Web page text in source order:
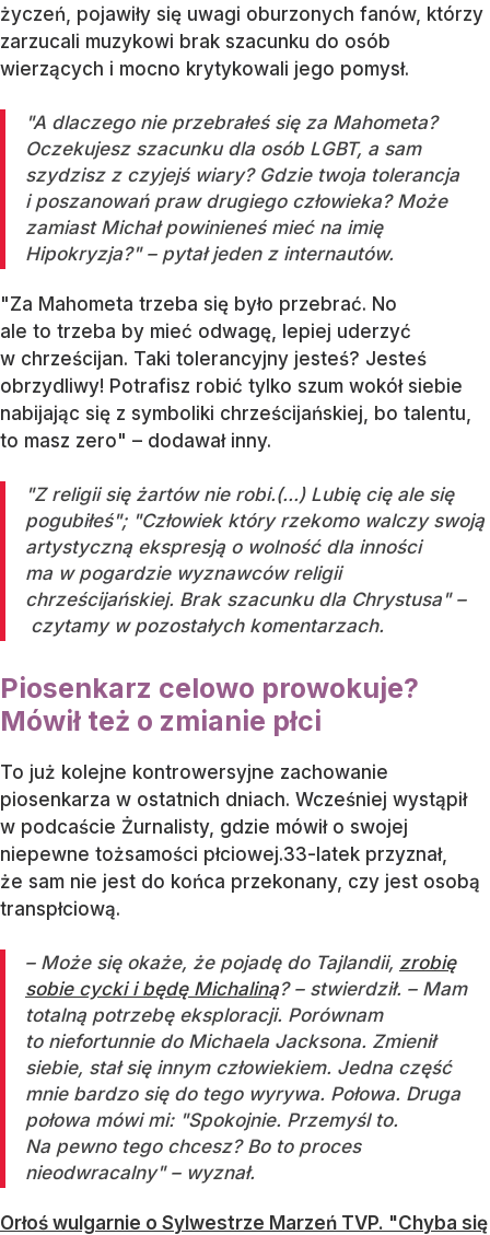
życzeń, pojawiły się uwagi oburzonych fanów, którzy
zarzucali muzykowi brak szacunku do osób
wierzących i mocno krytykowali jego pomysł.
"A dlaczego nie przebrałeś się za Mahometa?
Oczekujesz szacunku dla osób LGBT, a sam
szydzisz z czyjejś wiary? Gdzie twoja tolerancja
i poszanowań praw drugiego człowieka? Może
zamiast Michał powinieneś mieć na imię
Hipokryzja?" – pytał jeden z internautów.
"Za Mahometa trzeba się było przebrać. No
ale to trzeba by mieć odwagę, lepiej uderzyć
w chrześcijan. Taki tolerancyjny jesteś? Jesteś
obrzydliwy! Potrafisz robić tylko szum wokół siebie
nabijając się z symboliki chrześcijańskiej, bo talentu,
to masz zero" – dodawał inny.
"Z religii się żartów nie robi.(...) Lubię cię ale się
pogubiłeś"; "Człowiek który rzekomo walczy swoją
artystyczną ekspresją o wolność dla inności
ma w pogardzie wyznawców religii
chrześcijańskiej. Brak szacunku dla Chrystusa" –
czytamy w pozostałych komentarzach.
Piosenkarz celowo prowokuje?
Mówił też o zmianie płci
To już kolejne kontrowersyjne zachowanie
piosenkarza w ostatnich dniach. Wcześniej wystąpił
w podcaście Żurnalisty, gdzie mówił o swojej
niepewne tożsamości płciowej.33-latek przyznał,
że sam nie jest do końca przekonany, czy jest osobą
transpłciową.
– Może się okaże, że pojadę do Tajlandii, zrobię
sobie cycki i będę Michaliną? – stwierdził. – Mam
totalną potrzebę eksploracji. Porównam
to niefortunnie do Michaela Jacksona. Zmienił
siebie, stał się innym człowiekiem. Jedna część
mnie bardzo się do tego wyrywa. Połowa. Druga
połowa mówi mi: "Spokojnie. Przemyśl to.
Na pewno tego chcesz? Bo to proces
nieodwracalny" – wyznał.
Orłoś wulgarnie o Sylwestrze Marzeń TVP. "Chyba się